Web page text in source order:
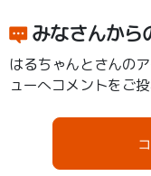
みなさんから
はるちゃんとさんの
ューへコメントをご投